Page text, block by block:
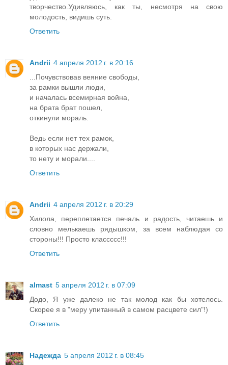
творчество.Удивляюсь, как ты, несмотря на свою
молодость, видишь суть.
Ответить
Andrii 4 апреля 2012 г. в 20:16
...Почувствовав веяние свободы,
за рамки вышли люди,
и началась всемирная война,
на брата брат пошел,
откинули мораль.
Ведь если нет тех рамок,
в которых нас держали,
то нету и морали....
Ответить
Andrii 4 апреля 2012 г. в 20:29
Хилола, переплетается печаль и радость, читаешь и
словно мелькаешь рядышком, за всем наблюдая со
стороны!!! Просто классссс!!!
Ответить
almast 5 апреля 2012 г. в 07:09
Додо, Я уже далеко не так молод как бы хотелось.
Скорее я в "меру упитанный в самом расцвете сил"!)
Ответить
Надежда 5 апреля 2012 г. в 08:45